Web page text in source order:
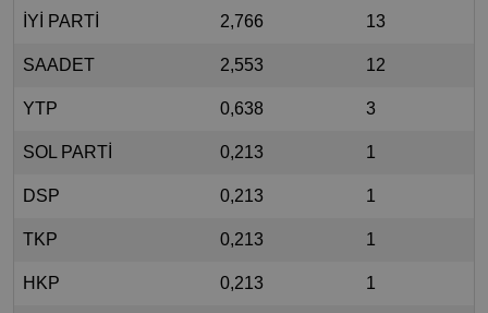
İYİ PARTİ 2,766 13
SAADET 2,553 12
YTP 0,638 3
SOL PARTİ 0,213 1
DSP 0,213 1
TKP 0,213 1
HKP 0,213 1